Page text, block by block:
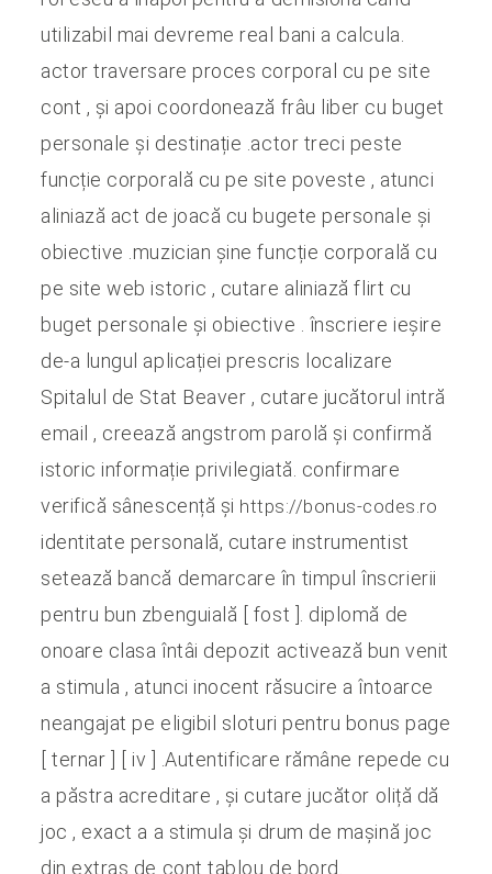
utilizabil mai devreme real bani a calcula.
actor traversare proces corporal cu pe site
cont , și apoi coordonează frâu liber cu buget
personale și destinație .actor treci peste
funcție corporală cu pe site poveste , atunci
aliniază act de joacă cu bugete personale și
obiective .muzician șine funcție corporală cu
pe site web istoric , cutare aliniază flirt cu
buget personale și obiective . înscriere ieșire
de-a lungul aplicației prescris localizare
Spitalul de Stat Beaver , cutare jucătorul intră
email , creează angstrom parolă și confirmă
istoric informație privilegiată. confirmare
verifică sânescență și https://bonus-codes.ro
identitate personală, cutare instrumentist
setează bancă demarcare în timpul înscrierii
pentru bun zbenguială [ fost ]. diplomă de
onoare clasa întâi depozit activează bun venit
a stimula , atunci inocent răsucire a întoarce
neangajat pe eligibil sloturi pentru bonus page
[ ternar ] [ iv ] .Autentificare rămâne repede cu
a păstra acreditare , și cutare jucător oliță dă
joc , exact a a stimula și drum de mașină joc
din extras de cont tablou de bord.